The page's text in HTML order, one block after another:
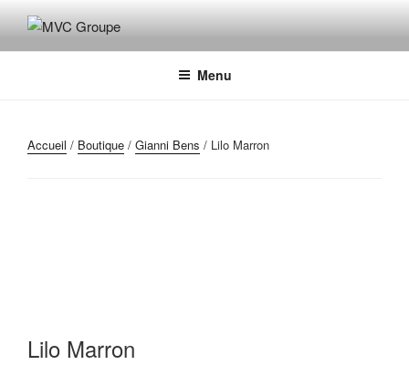
contenuMVC GROUPE
Maroquinerie – Valises – Chaussures
Menu
Accueil / Boutique / Gianni Bens / Lilo Marron
Lilo Marron